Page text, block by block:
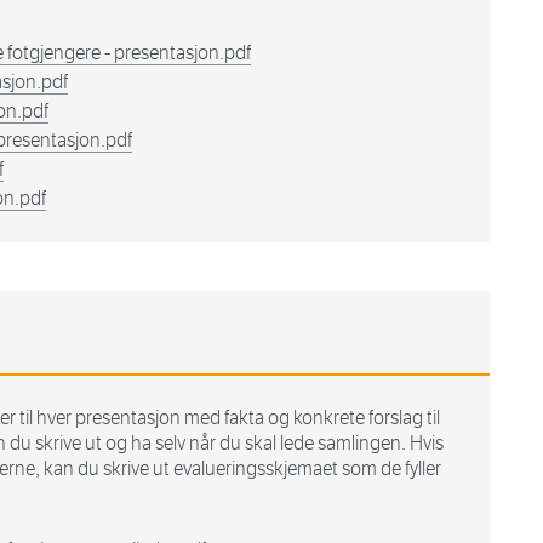
fotgjengere - presentasjon.pdf
til hver presentasjon med fakta og konkrete forslag til
skrive ut og ha selv når du skal lede samlingen. Hvis
kan du skrive ut evalueringsskjemaet som de fyller